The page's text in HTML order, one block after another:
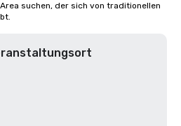
suchen, der sich von traditionellen